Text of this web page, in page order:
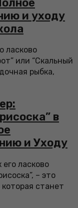
и уходу
ласково
или “Скальный
рыбка,
в
и Уходу
ласково
– это
станет